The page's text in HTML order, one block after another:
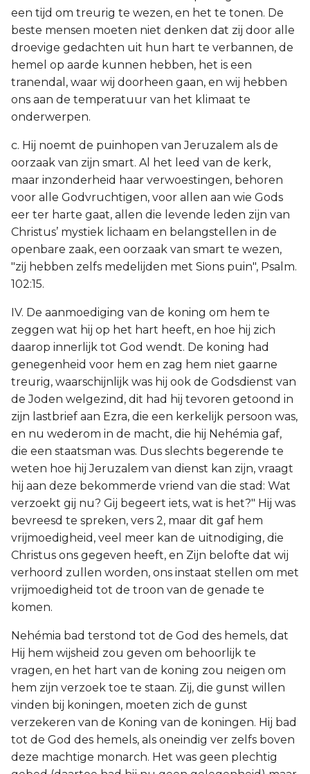
een tijd om treurig te wezen, en het te tonen. De
beste mensen moeten niet denken dat zij door alle
droevige gedachten uit hun hart te verbannen, de
hemel op aarde kunnen hebben, het is een
tranendal, waar wij doorheen gaan, en wij hebben
ons aan de temperatuur van het klimaat te
onderwerpen.
c. Hij noemt de puinhopen van Jeruzalem als de
oorzaak van zijn smart. Al het leed van de kerk,
maar inzonderheid haar verwoestingen, behoren
voor alle Godvruchtigen, voor allen aan wie Gods
eer ter harte gaat, allen die levende leden zijn van
Christus’ mystiek lichaam en belangstellen in de
openbare zaak, een oorzaak van smart te wezen,
"zij hebben zelfs medelijden met Sions puin", Psalm.
102:15.
IV. De aanmoediging van de koning om hem te
zeggen wat hij op het hart heeft, en hoe hij zich
daarop innerlijk tot God wendt. De koning had
genegenheid voor hem en zag hem niet gaarne
treurig, waarschijnlijk was hij ook de Godsdienst van
de Joden welgezind, dit had hij tevoren getoond in
zijn lastbrief aan Ezra, die een kerkelijk persoon was,
en nu wederom in de macht, die hij Nehémia gaf,
die een staatsman was. Dus slechts begerende te
weten hoe hij Jeruzalem van dienst kan zijn, vraagt
hij aan deze bekommerde vriend van die stad: Wat
verzoekt gij nu? Gij begeert iets, wat is het?" Hij was
bevreesd te spreken, vers 2, maar dit gaf hem
vrijmoedigheid, veel meer kan de uitnodiging, die
Christus ons gegeven heeft, en Zijn belofte dat wij
verhoord zullen worden, ons instaat stellen om met
vrijmoedigheid tot de troon van de genade te
komen.
Nehémia bad terstond tot de God des hemels, dat
Hij hem wijsheid zou geven om behoorlijk te
vragen, en het hart van de koning zou neigen om
hem zijn verzoek toe te staan. Zij, die gunst willen
vinden bij koningen, moeten zich de gunst
verzekeren van de Koning van de koningen. Hij bad
tot de God des hemels, als oneindig ver zelfs boven
deze machtige monarch. Het was geen plechtig